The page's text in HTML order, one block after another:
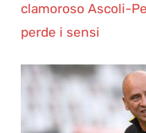
clamoroso Ascoli-
perde i sensi